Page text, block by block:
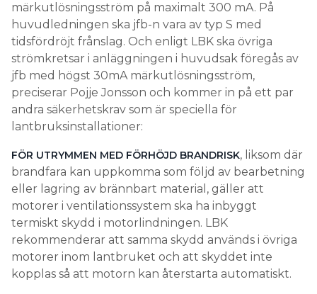
märkutlösningsström på maximalt 300 mA. På
huvudledningen ska jfb-n vara av typ S med
tidsfördröjt frånslag. Och enligt LBK ska övriga
strömkretsar i anläggningen i huvudsak föregås av
jfb med högst 30mA märkutlösningsström,
preciserar Pojje Jonsson och kommer in på ett par
andra säkerhetskrav som är speciella för
lantbruksinstallationer:
FÖR UTRYMMEN MED FÖRHÖJD BRANDRISK, liksom där
brandfara kan uppkomma som följd av bearbetning
eller lagring av brännbart material, gäller att
motorer i ventilationssystem ska ha inbyggt
termiskt skydd i motorlindningen. LBK
rekommenderar att samma skydd används i övriga
motorer inom lantbruket och att skyddet inte
kopplas så att motorn kan återstarta automatiskt.